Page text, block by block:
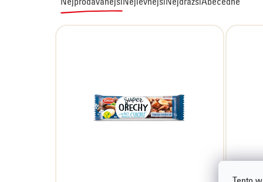
a
z
Nejprodávanější Nejlevnější NejdražšíAbecedně